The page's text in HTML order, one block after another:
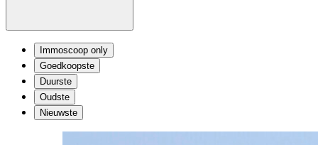
Immoscoop only
Goedkoopste
Duurste
Oudste
Nieuwste